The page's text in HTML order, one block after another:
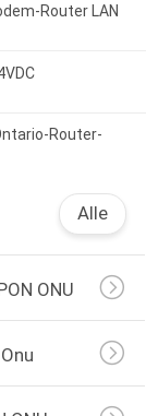
Router LAN
Router-
Alle
ONU